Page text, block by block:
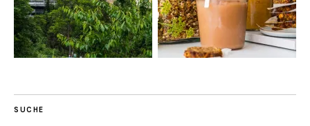
SUCHE